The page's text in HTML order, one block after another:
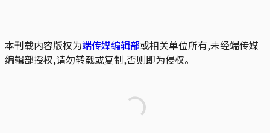
本刊载内容版权为端传媒编辑部或相关单位所有,未经端传媒
编辑部授权,请勿转载或复制,否则即为侵权。